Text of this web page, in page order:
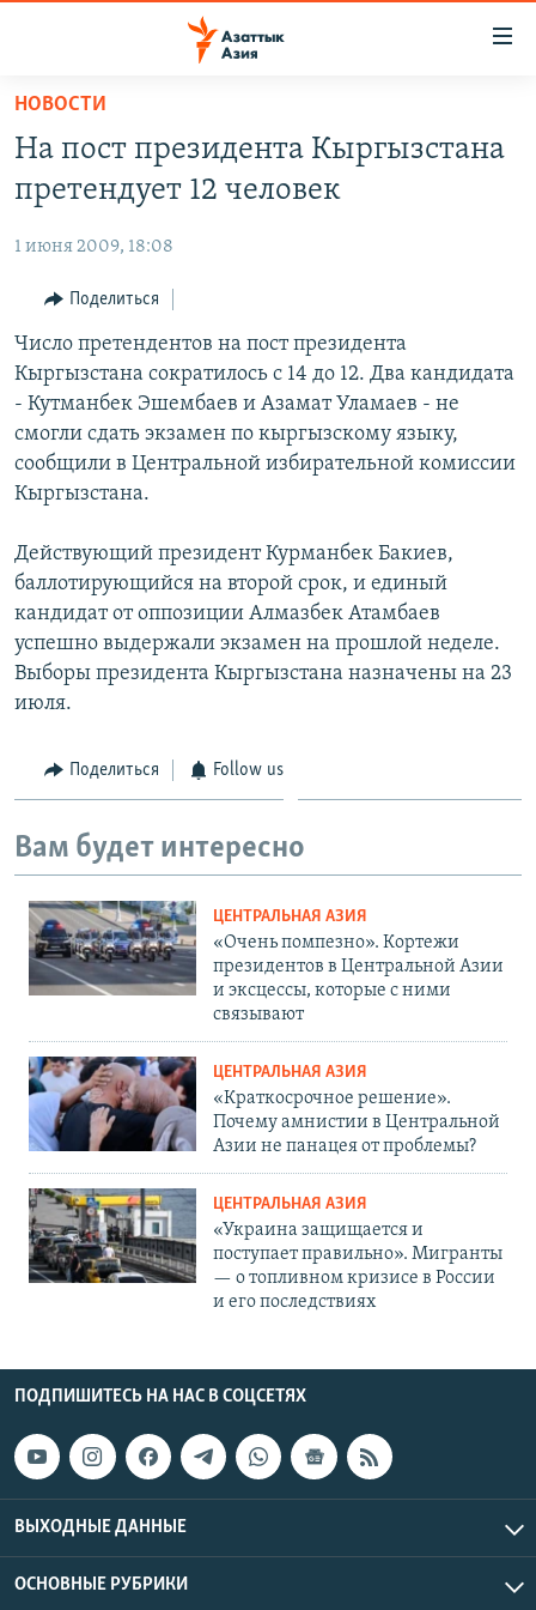
Вернуться
основному
содержанию
Вернутся
навигации
Вернутся
поиску
УЗБЕКИСТАН
ТАДЖИКИСТАН
ВОЙНА В УКРАИНЕ
НА ДРУГИХ ЯЗЫКАХ
ҚАЗАҚША
КЫРГЫЗЧА
ЎЗБЕКЧА
ТОҶИКӢ
TÜRKMENÇE
Все сайты РСЕ/РС
НОВОСТИ
На пост президента Кыргызстана
претендует 12 человек
1 июня 2009, 18:08
Поделиться
Число претендентов на пост президента
Кыргызстана сократилось с 14 до 12. Два кандидата
- Кутманбек Эшембаев и Азамат Уламаев - не
смогли сдать экзамен по кыргызскому языку,
сообщили в Центральной избирательной комиссии
Кыргызстана.
Действующий президент Курманбек Бакиев,
баллотирующийся на второй срок, и единый
кандидат от оппозиции Алмазбек Атамбаев
успешно выдержали экзамен на прошлой неделе.
Выборы президента Кыргызстана назначены на 23
июля.
Поделиться Follow us
Вам будет интересно
ЦЕНТРАЛЬНАЯ АЗИЯ
«Очень помпезно». Кортежи
президентов в Центральной Азии
и эксцессы, которые с ними
связывают
ЦЕНТРАЛЬНАЯ АЗИЯ
«Краткосрочное решение».
Почему амнистии в Центральной
Азии не панацея от проблемы?
ЦЕНТРАЛЬНАЯ АЗИЯ
«Украина защищается и
поступает правильно». Мигранты
— о топливном кризисе в России
и его последствиях
ПОДПИШИТЕСЬ НА НАС В СОЦСЕТЯХ
ВЫХОДНЫЕ ДАННЫЕ
ОСНОВНЫЕ РУБРИКИ